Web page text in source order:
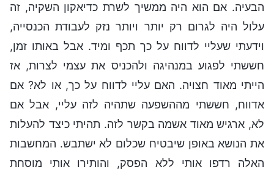
הבעיה. אם הוא היה ממשיך לשרת כדיאקון השקיה, זה
עלול היה לגרום רק יותר ויותר נזק לעבודת הכנסייה,
וידעתי שעליי לדווח על כך תכף ומיד. אבל באותו זמן,
חששתי לפגוע במנהיגה ולהכניס את עצמי לצרות, אז
הייתי מאוד חצויה. האם עליי לדווח על כך, או לא? אם
אדווח, חששתי מההשפעה שתהיה לזה עליי, אבל אם
לא, ארגיש מאוד אשמה בקשר לזה. תהיתי כיצד להעלות
את הנושא באופן שיבטיח שכלום לא ישתבש. המחשבות
האלה רדפו אותי ללא הפסק, והותירו אותי מוסחת